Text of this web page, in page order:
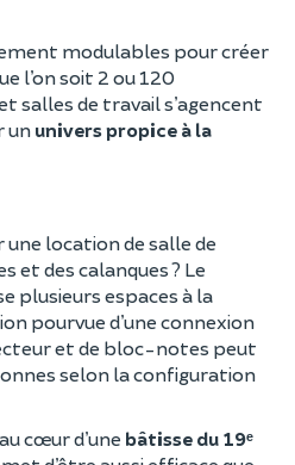
modulables pour créer
l’on soit 2 ou 120
salles de travail s’agencent
un univers propice à la
location de salle de
et des calanques ? Le
plusieurs espaces à la
pourvue d’une connexion
et de bloc-notes peut
selon la configuration
cœur d’une bâtisse du 19ᵉ